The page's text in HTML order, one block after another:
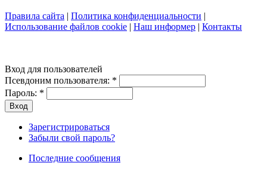
Правила сайта | Политика конфиденциальности |
Использование файлов cookie | Наш информер | Контакты
Вход для пользователей
Псевдоним пользователя: *
Пароль: *
Зарегистрироваться
Забыли свой пароль?
Последние сообщения